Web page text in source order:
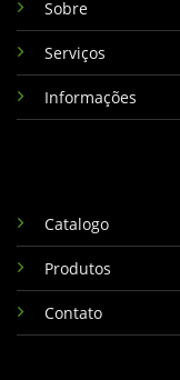
Sobre
Serviços
Informações
Catalogo
Produtos
Contato